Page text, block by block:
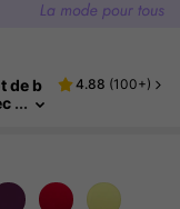
de b
4.88 (100+)